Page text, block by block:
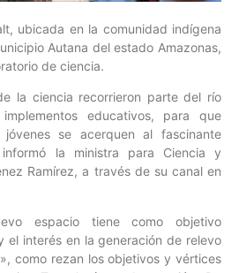
ubicada en la comunidad indígena
Autana del estado Amazonas,
de ciencia.
la ciencia recorrieron parte del río
educativos, para que
se acerquen al fascinante
la ministra para Ciencia y
Ramírez, a través de su canal en
espacio tiene como objetivo
el interés en la generación de relevo
como rezan los objetivos y vértices